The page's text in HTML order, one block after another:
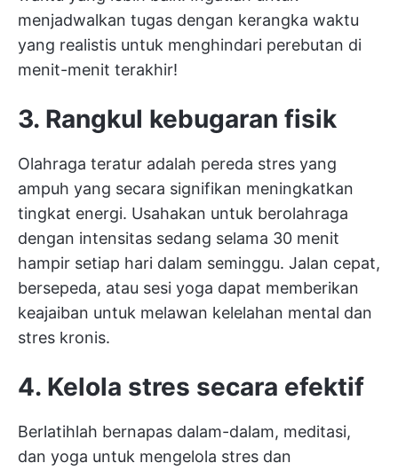
menjadwalkan tugas dengan kerangka waktu
yang realistis untuk menghindari perebutan di
menit-menit terakhir!
3. Rangkul kebugaran fisik
Olahraga teratur adalah pereda stres yang
ampuh yang secara signifikan meningkatkan
tingkat energi. Usahakan untuk berolahraga
dengan intensitas sedang selama 30 menit
hampir setiap hari dalam seminggu. Jalan cepat,
bersepeda, atau sesi yoga dapat memberikan
keajaiban untuk melawan kelelahan mental dan
stres kronis.
4. Kelola stres secara efektif
Berlatihlah bernapas dalam-dalam, meditasi,
dan yoga untuk mengelola stres dan